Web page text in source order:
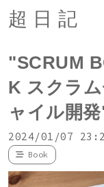
超日記
"SCRUM
K スクラ
ャイル開
2024/01/07
Book